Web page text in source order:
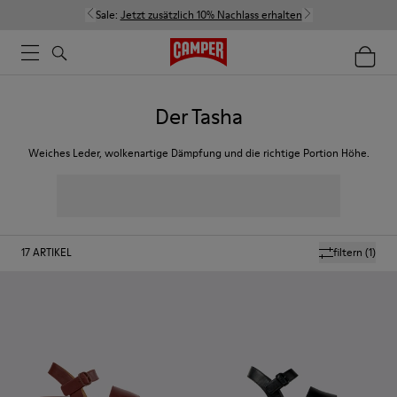
Sale: Jetzt zusätzlich 10% Nachlass erhalten
Der Tasha
Weiches Leder, wolkenartige Dämpfung und die richtige Portion Höhe.
filtern (1)
17ARTIKEL